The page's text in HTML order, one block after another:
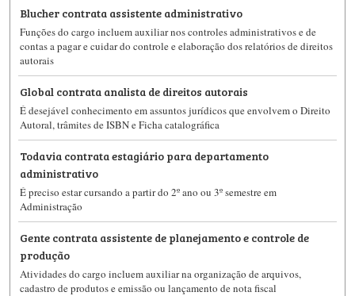
Blucher contrata assistente administrativo
Funções do cargo incluem auxiliar nos controles administrativos e de
contas a pagar e cuidar do controle e elaboração dos relatórios de direitos
autorais
Global contrata analista de direitos autorais
É desejável conhecimento em assuntos jurídicos que envolvem o Direito
Autoral, trâmites de ISBN e Ficha catalográfica
Todavia contrata estagiário para departamento
administrativo
É preciso estar cursando a partir do 2º ano ou 3º semestre em
Administração
Gente contrata assistente de planejamento e controle de
produção
Atividades do cargo incluem auxiliar na organização de arquivos,
cadastro de produtos e emissão ou lançamento de nota fiscal